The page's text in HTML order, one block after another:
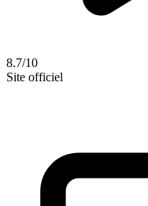
8.7/10
Site officiel